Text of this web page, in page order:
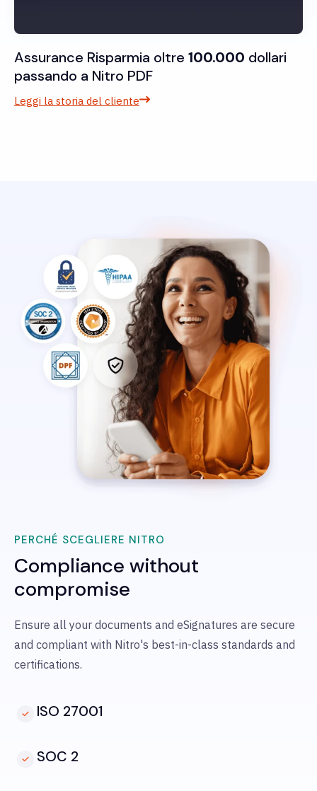
Assurance Risparmia oltre 100.000 dollari
passando a Nitro PDF
Leggi la storia del cliente
PERCHÉ SCEGLIERE NITRO
Compliance without
compromise
Ensure all your documents and eSignatures are secure
and compliant with Nitro's best-in-class standards and
certifications.
ISO 27001
SOC 2